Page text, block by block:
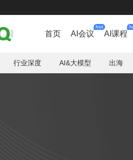
首页 AI会议
hot
AI课程
行业深度 AI&大模型 出海